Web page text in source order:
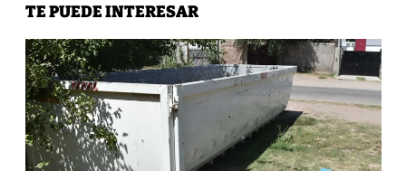
TE PUEDE INTERESAR